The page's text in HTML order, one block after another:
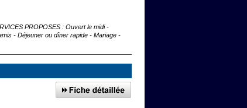
PROPOSES : Ouvert le midi -
- Déjeuner ou dîner rapide - Mariage -